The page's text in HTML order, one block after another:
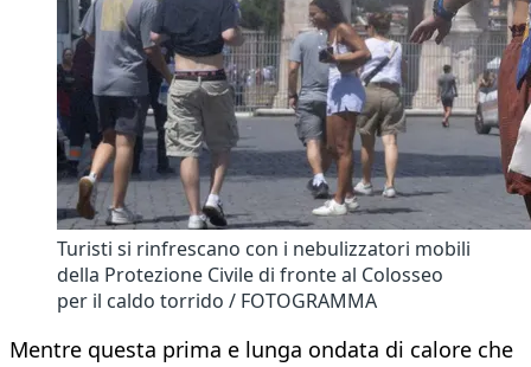
Turisti si rinfrescano con i nebulizzatori mobili
della Protezione Civile di fronte al Colosseo
per il caldo torrido / FOTOGRAMMA
Mentre questa prima e lunga ondata di calore che